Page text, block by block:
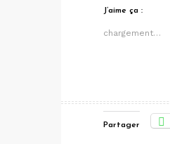
J’aime ça :
chargement…
Partager